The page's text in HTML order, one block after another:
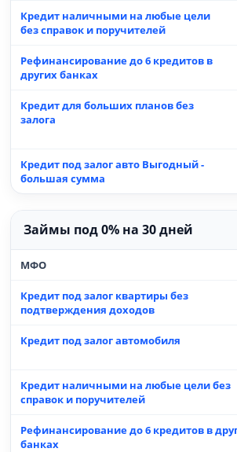
Кредит наличными на любые цели
без справок и поручителей
Рефинансирование до 6 кредитов в
других банках
Кредит для больших планов без
залога
Кредит под залог авто Выгодный -
большая сумма
Займы под 0% на 30 дней
МФО
Кредит под залог квартиры без
подтверждения доходов
Кредит под залог автомобиля
Кредит наличными на любые цели без
справок и поручителей
Рефинансирование до 6 кредитов в
банках